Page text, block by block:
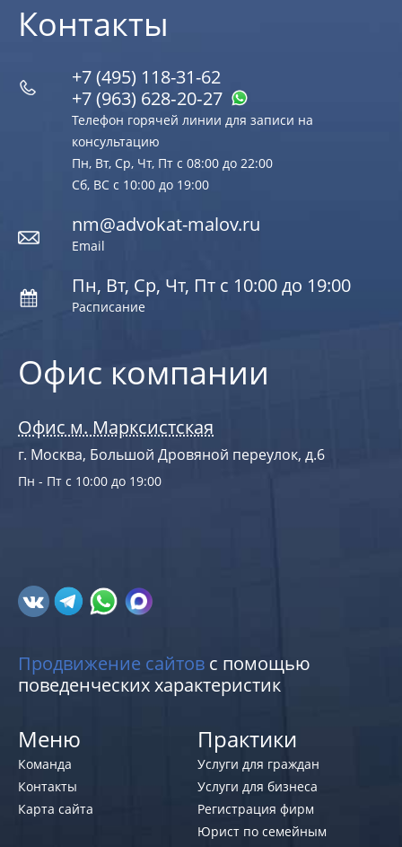
Офис компании
Офис м. Марксистская
г. Москва, Большой Дровяной переулок, д.6
Пн - Пт с 10:00 до 19:00
Контакты
+7 (495) 118-31-62
+7 (963) 628‑20‑27
Телефон горячей линии для записи на
консультацию
Пн, Вт, Ср, Чт, Пт с 08:00 до 22:00
Сб, ВС с 10:00 до 19:00
nm@advokat-malov.ru
Email
Пн, Вт, Ср, Чт, Пт с 10:00 до 19:00
Расписание
Продвижение сайтов с помощью
поведенческих характеристик
Меню
Команда
Контакты
Карта сайта
Практики
Услуги для граждан
Услуги для бизнеса
Регистрация фирм
Юрист по семейным